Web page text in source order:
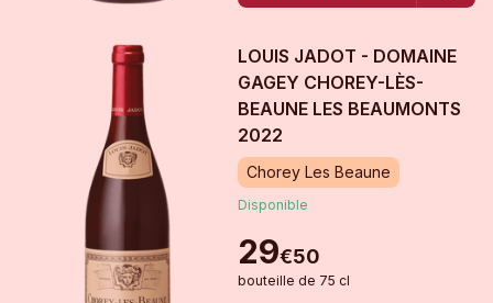
LOUIS JADOT - DOMAINE
GAGEY CHOREY-LÈS-
BEAUNE LES BEAUMONTS
2022
Chorey Les Beaune
Disponible
29€50
bouteille de 75 cl